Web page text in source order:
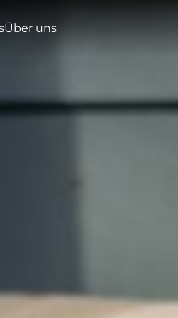
Über uns